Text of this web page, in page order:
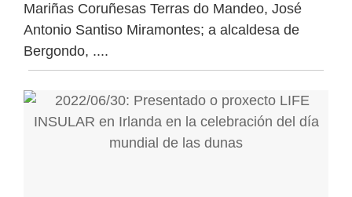
Mariñas Coruñesas Terras do Mandeo, José
Antonio Santiso Miramontes; a alcaldesa de
Bergondo, ....